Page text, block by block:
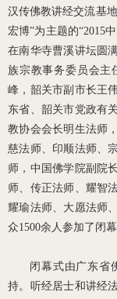
汉传佛教讲经交流基
宏博”为主题的“2015
在南华寺曹溪讲坛圆
族宗教事务委员会主
峰，韶关市副市长王
东省、韶关市党政有
教协会会长明生法师
慈法师、印顺法师、
师，中国佛学院副院
师、传正法师、耀智
耀瑜法师、大愿法师
众1500余人参加了闭幕
闭幕式由广东省
持。听经居士和讲经